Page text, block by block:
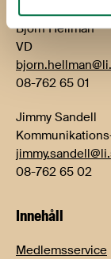
Björn Hellman
VD
08-762 65 01
Jimmy Sandell
08-762 65 02
Innehåll
Medlemsservice